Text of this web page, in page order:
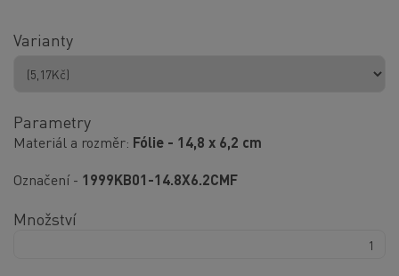
Varianty
Parametry
Materiál a rozměr Fólie - 14,8 x 6,2 cm
Označení - 1999KB01-14.8X6.2CMF
Množství